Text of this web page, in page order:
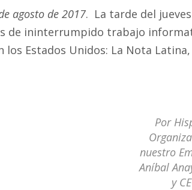
agosto de 2017. La tarde del
de ininterrumpido trabajo
los Estados Unidos: La Nota
Por
nuestro
Aníbal
y